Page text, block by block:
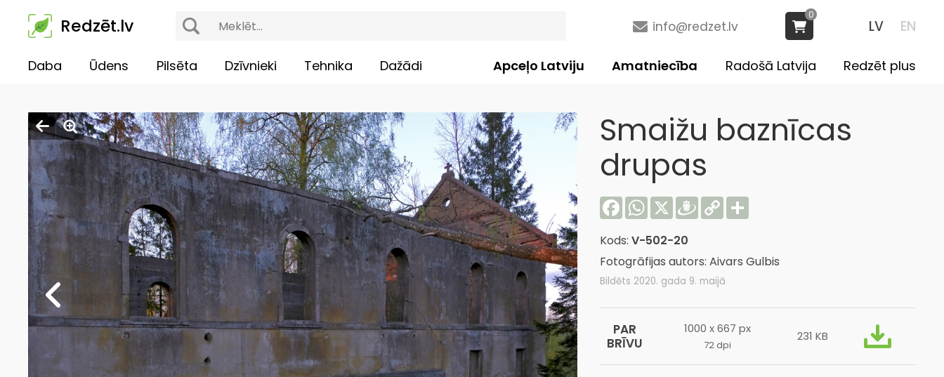
Redzēt.lv LV EN
info@redzet.lv
0
Daba Ūdens Pilsēta Dzīvnieki Tehnika Dažādi Redzēt plus
Radošā Latvija
Amatniecība
Apceļo Latviju
Smaižu baznīcas
drupas
Facebook
WhatsApp
X Draugiem
Copy
Link
Share
Kods: V-502-20
Fotogrāfijas autors: Aivars Gulbis
Bildēts 2020. gada 9. maijā
PAR
BRĪVU
1000 x 667 px
72 dpi
231 KB